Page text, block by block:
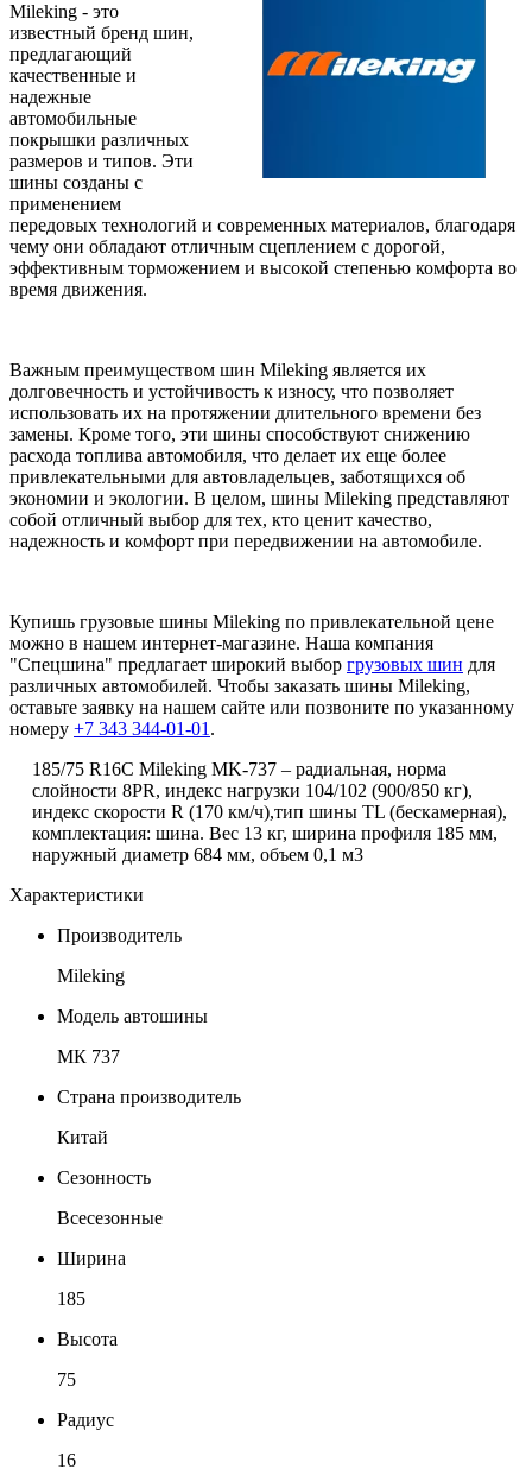
Mileking - это
известный бренд шин,
предлагающий
качественные и
надежные
автомобильные
покрышки различных
размеров и типов. Эти
шины созданы с
применением
передовых технологий и современных материалов, благодаря
чему они обладают отличным сцеплением с дорогой,
эффективным торможением и высокой степенью комфорта во
время движения.
Важным преимуществом шин Mileking является их
долговечность и устойчивость к износу, что позволяет
использовать их на протяжении длительного времени без
замены. Кроме того, эти шины способствуют снижению
расхода топлива автомобиля, что делает их еще более
привлекательными для автовладельцев, заботящихся об
экономии и экологии. В целом, шины Mileking представляют
собой отличный выбор для тех, кто ценит качество,
надежность и комфорт при передвижении на автомобиле.
Купишь грузовые шины Mileking по привлекательной цене
можно в нашем интернет-магазине. Наша компания
"Cпецшина" предлагает широкий выбор грузовых шин для
различных автомобилей. Чтобы заказать шины Mileking,
оставьте заявку на нашем сайте или позвоните по указанному
номеру +7 343 344-01-01 .
185/75 R16C Mileking MK-737 – радиальная, норма
слойности 8PR, индекс нагрузки 104/102 (900/850 кг),
индекс скорости R (170 км/ч),тип шины TL (бескамерная),
комплектация: шина. Вес 13 кг, ширина профиля 185 мм,
наружный диаметр 684 мм, объем 0,1 м3
Характеристики
Производитель
Mileking
Модель автошины
МК 737
Страна производитель
Китай
Сезонность
Всесезонные
Ширина
185
Высота
75
Радиус
16